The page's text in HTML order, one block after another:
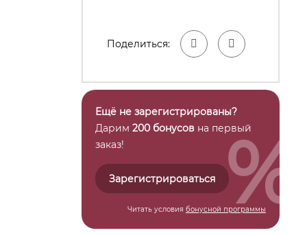
Поделиться:
Ещё не зарегистрированы?
Дарим 200 бонусовна первый
заказ!
Зарегистрироваться
Читать условия бонусной программы
%